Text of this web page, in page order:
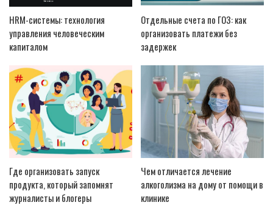
HRM-системы: технология
управления человеческим
капиталом
Отдельные счета по ГОЗ: как
организовать платежи без
задержек
Где организовать запуск
продукта, который запомнят
журналисты и блогеры
Чем отличается лечение
алкоголизма на дому от помощи в
клинике